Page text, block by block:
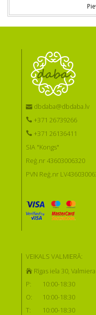
dbdaba@dbdaba.lv
+371 26739266
+371 26136411
SIA "Kongs"
Reģ.nr 43603006320
PVN Reģ.nr
VEIKALS VALMIERĀ:
Rīgas iela 30, Valmiera
P:
10:00-18:30
O:
10:00-18:30
T:
10:00-18:30